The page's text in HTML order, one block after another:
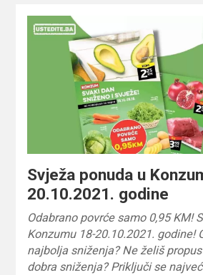
Svježa ponuda u
20.10.2021. godine
Odabrano povrće samo 0,95 KM!
Konzumu 18-20.10.2021. godine!
najbolja sniženja? Ne želiš
dobra sniženja? Priključi se